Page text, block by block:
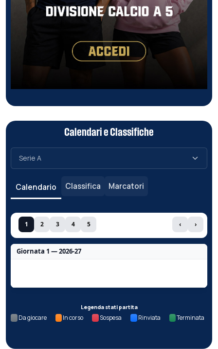
Calendari e Classifiche
Calendario Classifica Marcatori
1 2 3 4 5 ‹ ›
Giornata 1 — 2026-27
Legenda stati partita
Da giocare In corso Sospesa Rinviata Terminata